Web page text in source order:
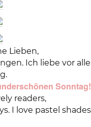
Lieben,
Ich liebe vor
Sonntag!
readers,
I love pastel